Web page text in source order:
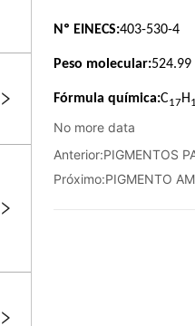
No more data
Anterior:PIGMENTOS
Próximo:PIGMENTO